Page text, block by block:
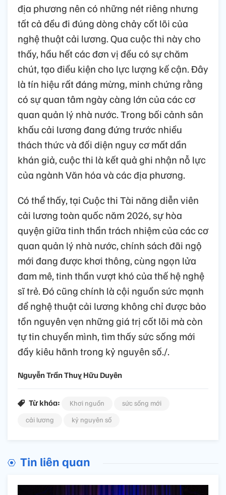
địa phương nên có những nét riêng nhưng
tất cả đều đi đúng dòng chảy cốt lõi của
nghệ thuật cải lương. Qua cuộc thi này cho
thấy, hầu hết các đơn vị đều có sự chăm
chút, tạo điều kiện cho lực lượng kế cận. Đây
là tín hiệu rất đáng mừng, minh chứng rằng
có sự quan tâm ngày càng lớn của các cơ
quan quản lý nhà nước. Trong bối cảnh sân
khấu cải lương đang đứng trước nhiều
thách thức và đối diện nguy cơ mất dần
khán giả, cuộc thi là kết quả ghi nhận nỗ lực
của ngành Văn hóa và các địa phương.
Có thể thấy, tại Cuộc thi Tài năng diễn viên
cải lương toàn quốc năm 2026, sự hòa
quyện giữa tinh thần trách nhiệm của các cơ
quan quản lý nhà nước, chính sách đãi ngộ
mới đang được khơi thông, cùng ngọn lửa
đam mê, tinh thần vượt khó của thế hệ nghệ
sĩ trẻ. Đó cũng chính là cội nguồn sức mạnh
để nghệ thuật cải lương không chỉ được bảo
tồn nguyên vẹn những giá trị cốt lõi mà còn
tự tin chuyển mình, tìm thấy sức sống mới
đầy kiêu hãnh trong kỷ nguyên số./.
Nguyễn Trần Thuỵ Hữu Duyên
Từ khóa: Khơi nguồn
sức sống mới
cải lương
kỷ nguyên số
Tin liên quan